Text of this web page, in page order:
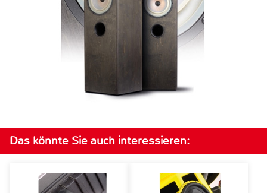
Das könnte Sie auch interessieren: